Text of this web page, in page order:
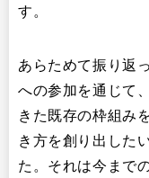
す。
あらためて振り返
への参加を通じて
きた既存の枠組み
き方を創り出した
た。それは今まで